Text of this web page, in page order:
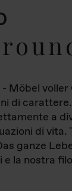
- Möbel
di
a
di vita.
ganze
la nostra